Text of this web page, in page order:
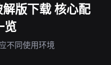
版下载 核心配
览
不同使用环境